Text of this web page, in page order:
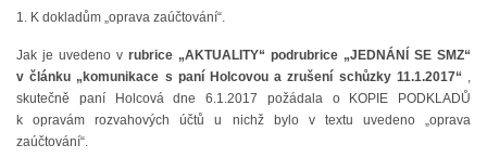
OBVYKLÁ CENA GARÁŽÍ V ROCE 2003
1. K dokladům „oprava zaúčtování“.
Jak je uvedeno v rubrice „AKTUALITY“ podrubrice „JEDNÁNÍ SE SMZ“
v článku „komunikace s paní Holcovou a zrušení schůzky 11.1.2017“ ,
skutečně paní Holcová dne 6.1.2017 požádala o KOPIE PODKLADŮ
k opravám rozvahových účtů u nichž bylo v textu uvedeno „oprava
zaúčtování“.